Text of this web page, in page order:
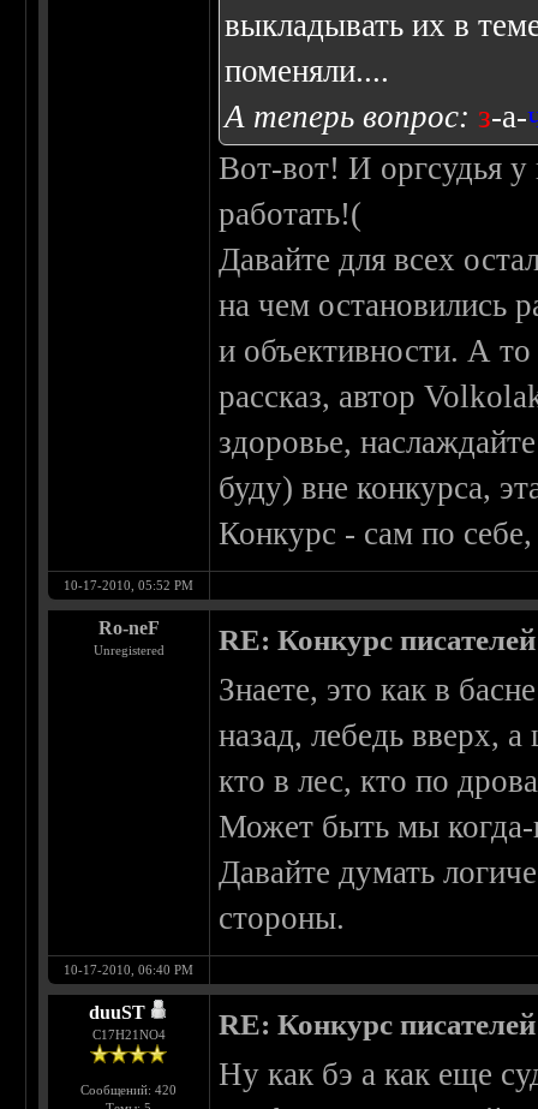
выкладывать их в
поменяли....
А теперь вопрос: з-а-
Вот-вот! И оргсудья у
работать!(
Давайте для всех
на чем остановились
и объективности. А
рассказ, автор
здоровье,
буду) вне конкурса,
Конкурс - сам по
10-17-2010, 05:52 PM
Ro-neF
Unregistered RE: Конкурс писателей
Знаете, это как в
назад, лебедь вверх,
кто в лес, кто по
Может быть мы
Давайте думать
стороны.
10-17-2010, 06:40 PM
duuST
С17H21NO4
Сообщений: 420
RE: Конкурс писателей
Ну как бэ а как еще